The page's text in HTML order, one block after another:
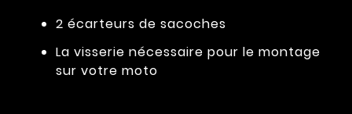
2 écarteurs de sacoches
La visserie nécessaire pour le montage
sur votre moto